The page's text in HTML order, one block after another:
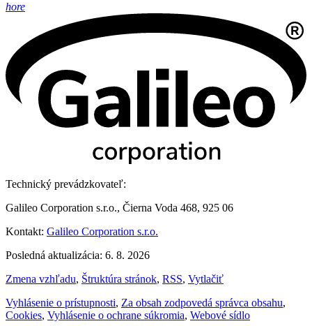
hore
Technický prevádzkovateľ:
Galileo Corporation s.r.o., Čierna Voda 468, 925 06
Kontakt: Galileo Corporation s.r.o.
Posledná aktualizácia: 6. 8. 2026
Zmena vzhľadu, Štruktúra stránok, RSS, Vytlačiť
Vyhlásenie o prístupnosti, Za obsah zodpovedá správca obsahu,
Cookies, Vyhlásenie o ochrane súkromia, Webové sídlo